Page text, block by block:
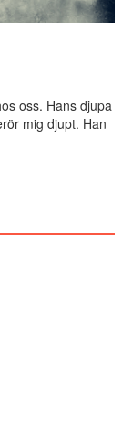
oss. Hans djupa
mig djupt. Han